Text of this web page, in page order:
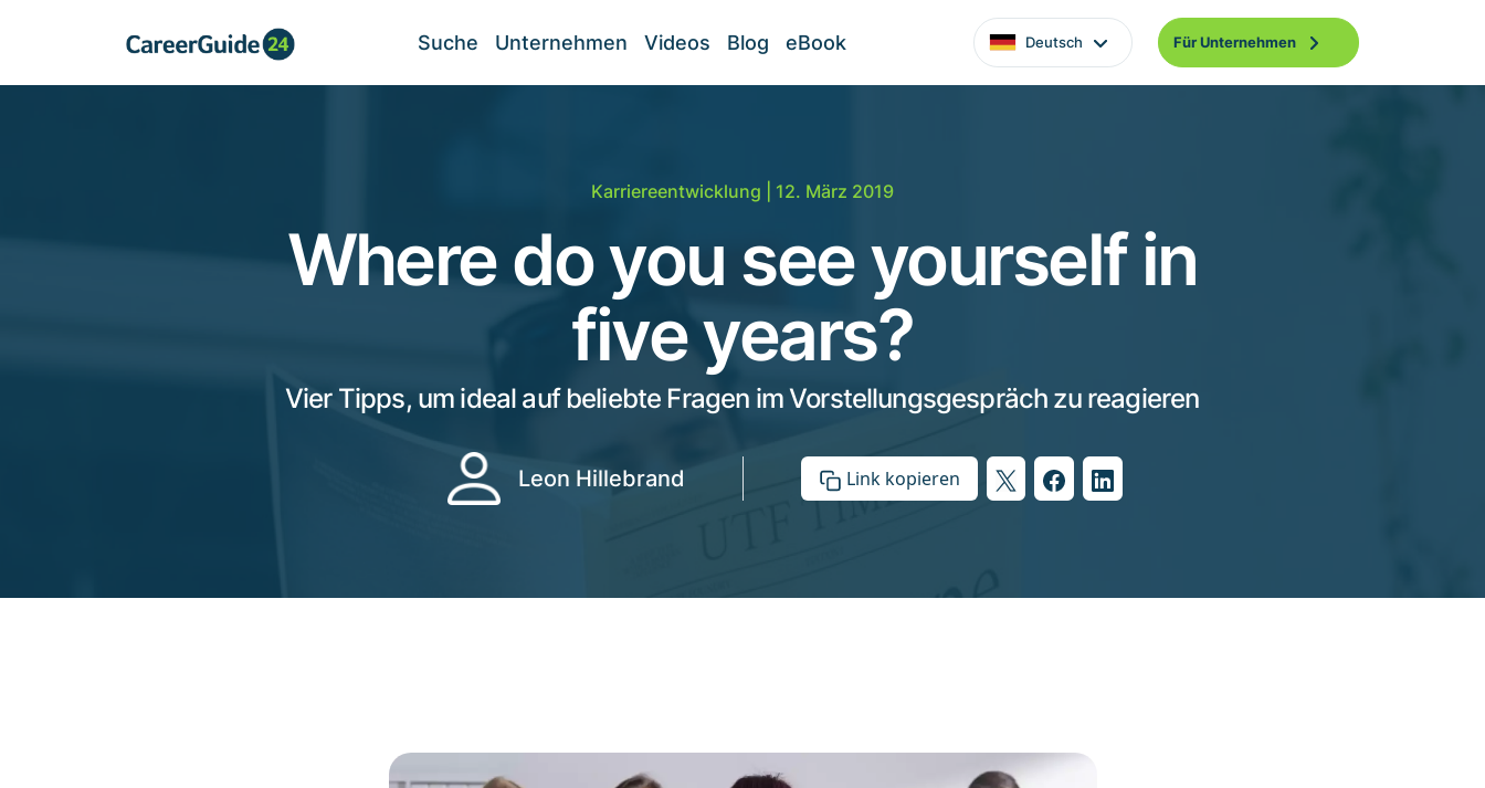
Suche Unternehmen Videos Blog eBook Deutsch Für Unternehmen
Karriereentwicklung | 12. März 2019
Where do you see yourself in
five years?
Vier Tipps, um ideal auf beliebte Fragen im Vorstellungsgespräch zu reagieren
Leon Hillebrand Link kopieren